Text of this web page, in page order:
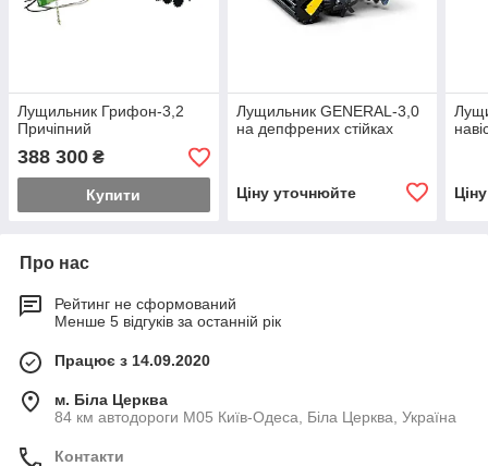
Лущильник Грифон-3,2
Причіпний
388 300 ₴
Купити
Лущильник GENERAL-3,0
на депфрених стійках
Ціну уточнюйте
Про нас
Рейтинг не сформований
Менше 5 відгуків за останній рік
Працює з 14.09.2020
м. Біла Церква
84 км автодороги М05 Київ-Одеса, Біла Церква, Україна
Контакти